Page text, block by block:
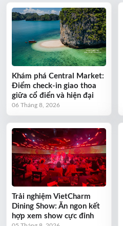
Khám phá Central Market:
Điểm check-in giao thoa
giữa cổ điển và hiện đại
06 Tháng 8, 2026
Trải nghiệm VietCharm
Dining Show: Ăn ngon kết
hợp xem show cực đỉnh